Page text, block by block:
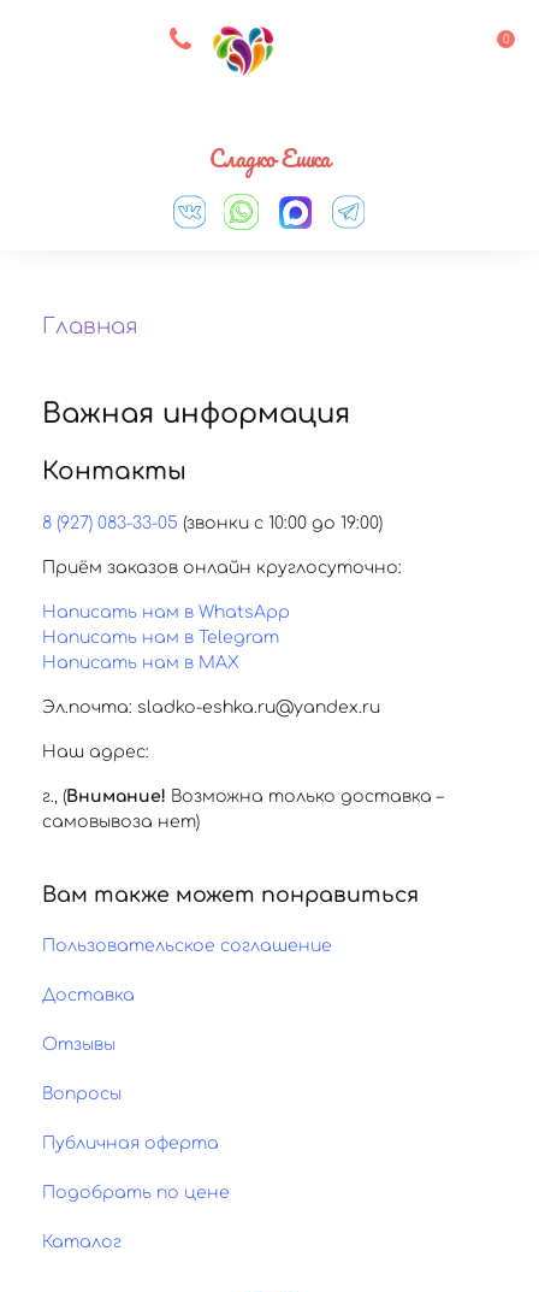
8 927 083 33 05 0
Сладко Ешка
Главная
Важная информация
Контакты
8 (927) 083-33-05 (звонки с 10:00 до 19:00)
Приём заказов онлайн круглосуточно:
Написать нам в WhatsApp
Написать нам в Telegram
Написать нам в MAX
Эл.почта: sladko-eshka.ru@yandex.ru
Наш адрес:
г. , (Внимание! Возможна только доставка –
самовывоза нет)
Вам также может понравиться
Пользовательское соглашение
Доставка
Отзывы
Вопросы
Публичная оферта
Подобрать по цене
Каталог